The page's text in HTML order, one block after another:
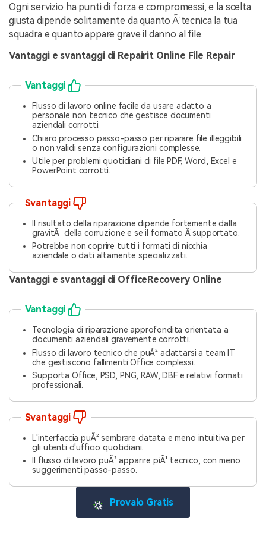
Ogni servizio ha punti di forza e compromessi, e la scelta
giusta dipende solitamente da quanto Ã¨ tecnica la tua
squadra e quanto appare grave il danno al file.
Vantaggi e svantaggi di Repairit Online File Repair
Vantaggi
Flusso di lavoro online facile da usare adatto a
personale non tecnico che gestisce documenti
aziendali corrotti.
Chiaro processo passo-passo per riparare file illeggibili
o non validi senza configurazioni complesse.
Utile per problemi quotidiani di file PDF, Word, Excel e
PowerPoint corrotti.
Svantaggi
Il risultato della riparazione dipende fortemente dalla
gravitÃ della corruzione e se il formato Ã¨ supportato.
Potrebbe non coprire tutti i formati di nicchia
aziendale o dati altamente specializzati.
Vantaggi e svantaggi di OfficeRecovery Online
Vantaggi
Tecnologia di riparazione approfondita orientata a
documenti aziendali gravemente corrotti.
Flusso di lavoro tecnico che puÃ² adattarsi a team IT
che gestiscono fallimenti Office complessi.
Supporta Office, PSD, PNG, RAW, DBF e relativi formati
professionali.
Svantaggi
L'interfaccia puÃ² sembrare datata e meno intuitiva per
gli utenti d'ufficio quotidiani.
Il flusso di lavoro puÃ² apparire piÃ¹ tecnico, con meno
suggerimenti passo-passo.
Provalo Gratis